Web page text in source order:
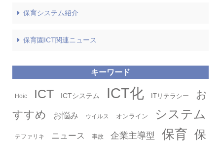
保育システム紹介
保育園ICT関連ニュース
キーワード
Hoic ICT ICTシステム ICT化 ITリテラシー
お
すすめ
お悩み ウイルス オンライン システム
テファリキ ニュース 事故 企業主導型 保育 保